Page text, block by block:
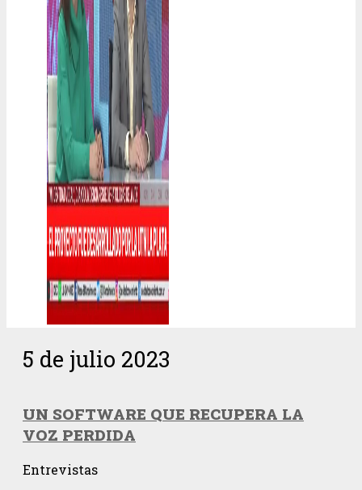
5 de julio 2023
UN SOFTWARE QUE RECUPERA LA
VOZ PERDIDA
Entrevistas